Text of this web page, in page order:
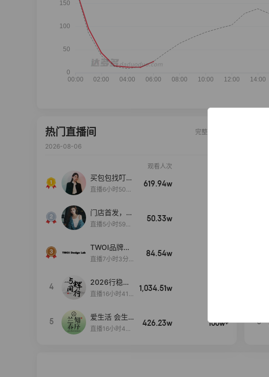
热门直播间
完整榜单
2026-08-06
观看人次
买包包找叮
当,一折购！
直播6小时50分
619.94w
门店首发，秋
款大上新！！
直播5小时59分
50.33w
TWOI品牌直
播间新款上
直播7小时3分5
84.54w
4
2026行稳致
远
直播16小时41
1,034.51w
5
爱生活 会生
活
直播16小时45
426.23w 100w+ 5